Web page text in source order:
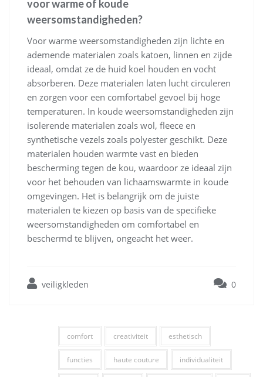
voor warme of koude
weersomstandigheden?
Voor warme weersomstandigheden zijn lichte en
ademende materialen zoals katoen, linnen en zijde
ideaal, omdat ze de huid koel houden en vocht
absorberen. Deze materialen laten lucht circuleren
en zorgen voor een comfortabel gevoel bij hoge
temperaturen. In koude weersomstandigheden zijn
isolerende materialen zoals wol, fleece en
synthetische vezels zoals polyester geschikt. Deze
materialen houden warmte vast en bieden
bescherming tegen de kou, waardoor ze ideaal zijn
voor het behouden van lichaamswarmte in koude
omgevingen. Het is belangrijk om de juiste
materialen te kiezen op basis van de specifieke
weersomstandigheden om comfortabel en
beschermd te blijven, ongeacht het weer.
veiligkleden 0
comfort creativiteit esthetisch
functies haute couture individualiteit